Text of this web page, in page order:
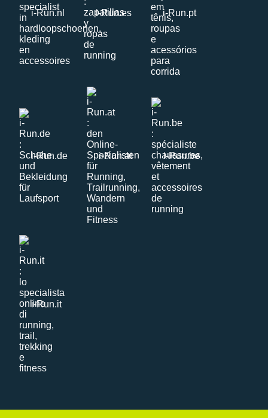
i-Run.nl i-Run.es i-Run.pt
i-Run.de i-Run.at i-Run.be
i-Run.it